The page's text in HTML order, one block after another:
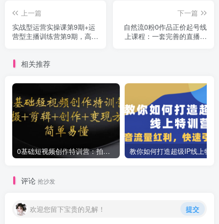
上一篇
实战型运营实操课第9期+运
营型主播训练营第9期，高阶
下一篇
自然流0粉0作品正价起号线
上课程：一套完善的直播带
相关推荐
0基础短视频创作特训营：拍摄+剪辑+创作+变现方法
评论 抢沙发
欢迎您留下宝贵的见解！ 提交